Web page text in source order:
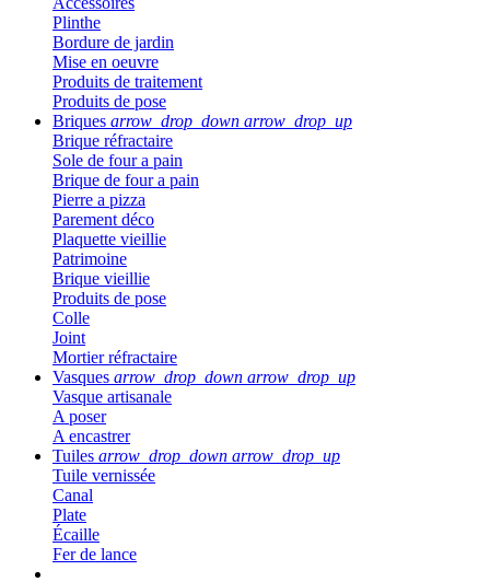
Plinthe
Bordure de jardin
Mise en oeuvre
Produits de traitement
Produits de pose
Briques arrow_drop_down arrow_drop_up
Brique réfractaire
Sole de four a pain
Brique de four a pain
Pierre a pizza
Parement déco
Plaquette vieillie
Patrimoine
Brique vieillie
Produits de pose
Colle
Joint
Mortier réfractaire
Vasques arrow_drop_down arrow_drop_up
Vasque artisanale
A poser
A encastrer
Tuiles arrow_drop_down arrow_drop_up
Tuile vernissée
Canal
Plate
Écaille
Fer de lance